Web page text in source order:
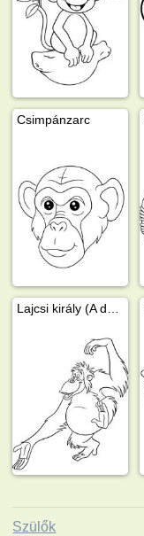
Csimpánzarc
Szülők